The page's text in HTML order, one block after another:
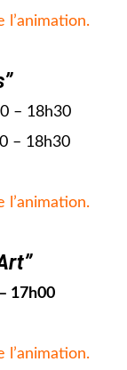
l’animation.
– 18h30
– 18h30
l’animation.
17h00
l’animation.